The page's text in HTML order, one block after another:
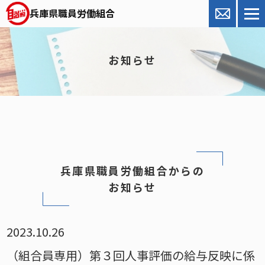
兵庫県職員労働組合
お知らせ
兵庫県職員労働組合からの
お知らせ
2023.10.26
（組合員専用）第３回人事評価の給与反映に係